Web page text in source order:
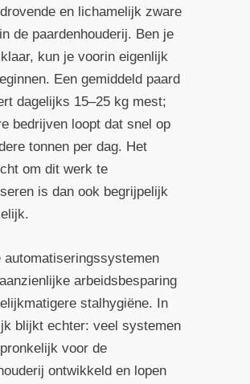
en lichamelijk zware
de paardenhouderij. Ben je
kun je voorin eigenlijk
Een gemiddeld paard
dagelijks 15–25 kg mest;
bedrijven loopt dat snel op
tonnen per dag. Het
om dit werk te
is dan ook begrijpelijk
automatiseringssystemen
arbeidsbesparing
stalhygiëne. In
blijkt echter: veel systemen
voor de
ontwikkeld en lopen